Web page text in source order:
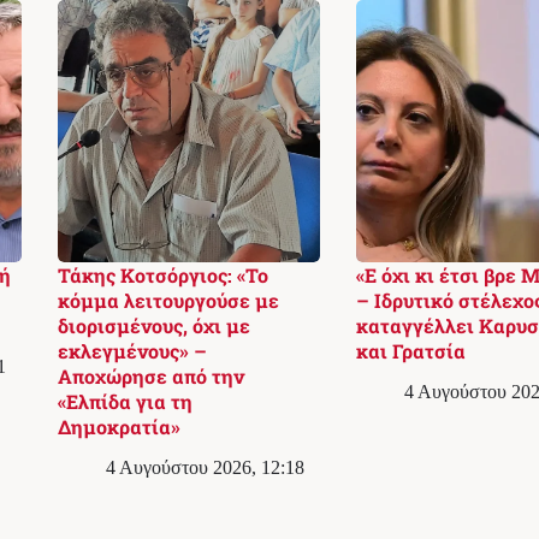
Τάκης Κοτσόργιος: «Το
κόμμα λειτουργούσε με
διορισμένους, όχι με
εκλεγμένους» –
Αποχώρησε από την
«Ελπίδα για τη
Δημοκρατία»
4 Αυγούστου 2026, 12:18
«Ε όχι κι έτσι βρε
– Ιδρυτικό
καταγγέλλει
και Γρατσία
4 Αυγούστου